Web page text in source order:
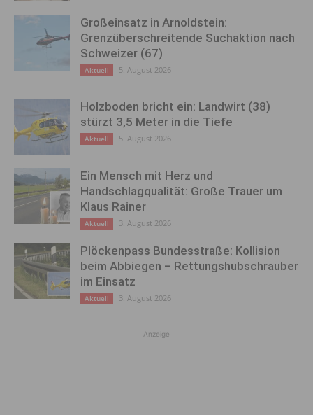
Großeinsatz in Arnoldstein:
Grenzüberschreitende Suchaktion nach
Schweizer (67)
Aktuell 5. August 2026
Holzboden bricht ein: Landwirt (38)
stürzt 3,5 Meter in die Tiefe
Aktuell 5. August 2026
Ein Mensch mit Herz und
Handschlagqualität: Große Trauer um
Klaus Rainer
Aktuell 3. August 2026
Plöckenpass Bundesstraße: Kollision
beim Abbiegen – Rettungshubschrauber
im Einsatz
Aktuell 3. August 2026
Anzeige